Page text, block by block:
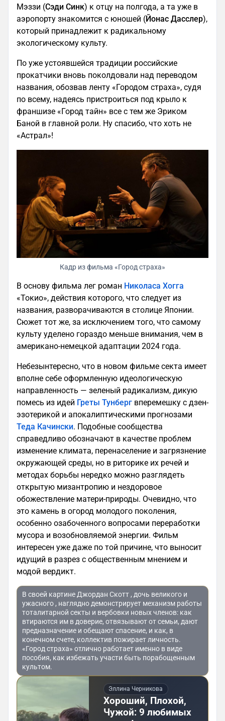
Мэззи (Сэди Синк) к отцу на полгода, а та уже в
аэропорту знакомится с юношей (Йонас Дасслер),
который принадлежит к радикальному
экологическому культу.
По уже устоявшейся традиции российские
прокатчики вновь поколдовали над переводом
названия, обозвав ленту «Городом страха», судя
по всему, надеясь пристроиться под крыло к
франшизе «Город тайн» все с тем же Эриком
Баной в главной роли. Ну спасибо, что хоть не
«Астрал»!
Кадр из фильма «Город страха»
В основу фильма лег роман Николаса Хогга
«Токио», действия которого, что следует из
названия, разворачиваются в столице Японии.
Сюжет тот же, за исключением того, что самому
культу уделено гораздо меньше внимания, чем в
американо-немецкой адаптации 2024 года.
Небезынтересно, что в новом фильме секта имеет
вполне себе оформленную идеологическую
направленность — зеленый радикализм, дикую
помесь из идей Греты Тунберг вперемешку с дзен-
эзотерикой и апокалиптическими прогнозами
Теда Качински. Подобные сообщества
справедливо обозначают в качестве проблем
изменение климата, перенаселение и загрязнение
окружающей среды, но в риторике их речей и
методах борьбы нередко можно разглядеть
открытую мизантропию и нездоровое
обожествление матери-природы. Очевидно, что
это камень в огород молодого поколения,
особенно озабоченного вопросами переработки
мусора и возобновляемой энергии. Фильм
интересен уже даже по той причине, что выносит
идущий в разрез с общественным мнением и
модой вердикт.
В своей картине Джордан Скотт , дочь великого и
ужасного , наглядно демонстрирует механизм работы
тоталитарной секты и вербовки новых членов: как
втираются им в доверие, отвязывают от семьи, дают
предназначение и обещают спасение, и как, в
конечном счете, коллектив пожирает личность.
«Город страха» отлично работает именно в виде
пособия, как избежать участи быть порабощенным
культом.
Эллина Черникова
Хороший, Плохой,
Чужой: 9 любимых